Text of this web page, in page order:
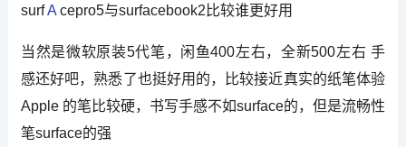
surfA cepro5与surfacebook2比较谁更好用
当然是微软原装5代笔，闲鱼400左右，全新500左右 手
感还好吧，熟悉了也挺好用的，比较接近真实的纸笔体验
Apple 的笔比较硬，书写手感不如surface的，但是流畅性
笔surface的强